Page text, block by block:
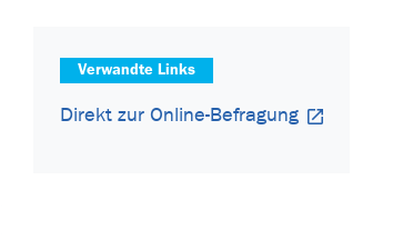
Verwandte Links
Direkt zur Online-Befragung